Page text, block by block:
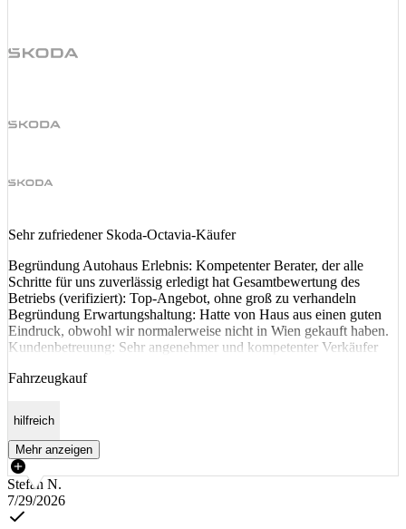
Sehr zufriedener Skoda-Octavia-Käufer
Begründung Autohaus Erlebnis: Kompetenter Berater, der alle
Schritte für uns zuverlässig erledigt hat Gesamtbewertung des
Betriebs (verifiziert): Top-Angebot, ohne groß zu verhandeln
Begründung Erwartungshaltung: Hatte von Haus aus einen guten
Eindruck, obwohl wir normalerweise nicht in Wien gekauft haben.
Kundenbetreuung: Sehr angenehmer und kompetenter Verkäufer
Fahrzeugkauf
hilfreich
Mehr anzeigen
Stefan N.
7/29/2026